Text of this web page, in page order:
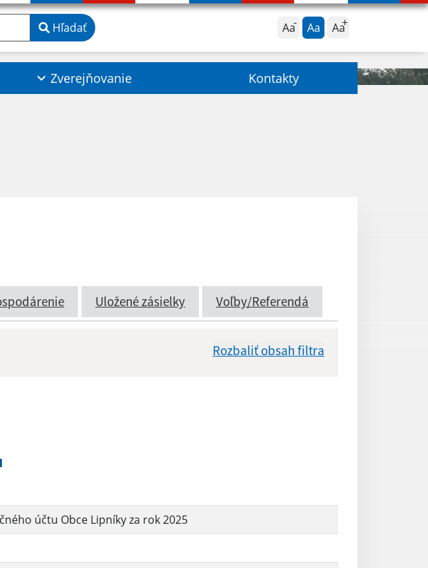
Aa Aa Aa
Hľadať
Zverejňovanie Kontakty
Uložené zásielky Voľby/Referendá
Rozbaliť obsah filtra
Reset
účtu Obce Lipníky za rok 2025